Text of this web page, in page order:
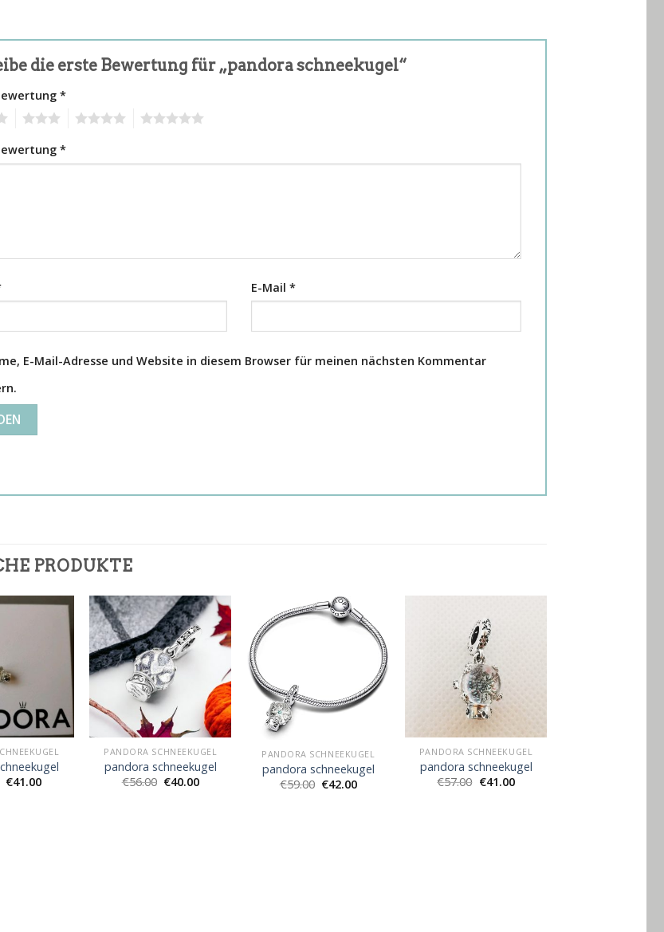
die erste Bewertung für „pandora schneekugel“
*
*
E-Mail*
E-Mail-Adresse und Website in diesem Browser für meinen nächsten Kommentar
PRODUKTE
€41.00
PANDORA SCHNEEKUGEL
pandora schneekugel
€56.00 €40.00
PANDORA SCHNEEKUGEL
pandora schneekugel
€59.00 €42.00
PANDORA SCHNEEKUGEL
pandora schneekugel
€57.00 €41.00